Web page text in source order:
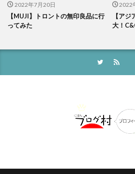
2022年7月20日
【MUJI】トロントの無印良品に行
ってみた
2022
【ア
大！